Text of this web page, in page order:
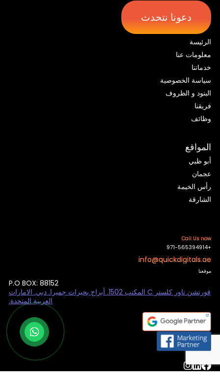
دعونا نتحدث
الرئيسة
معلومات عنا
خدماتنا
سياسة الخصوصية
البنود و الظروف
فريقنا
وظائف
المواقع
أبو ظبي
عجمان
رأس الخيمة
الشارقة
Call Us now
+971-565394914
info@quickdigitals.ae
موقعنا
P.O BOX: 88152
فورتشن تاور كلستر C المكتب 1502. أبراج بحيرات جميرا. دبي. الامارات
العربية المتحدة.